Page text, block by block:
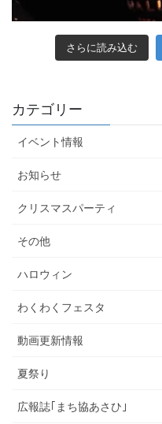
さらに読み込む
カテゴリー
イベント情報
お知らせ
クリスマスパーティ
その他
ハロウィン
わくわくフェスタ
動画更新情報
夏祭り
広報誌｢まち協あさひ｣